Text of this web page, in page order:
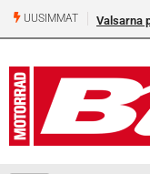
UUSIMMAT Valsarna